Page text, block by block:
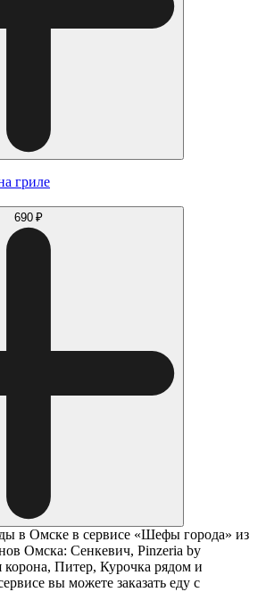
гриле
690 ₽
в Омске в сервисе «Шефы города» из
Омска: Сенкевич, Pinzeria by
Питер, Курочка рядом и
вы можете заказать еду с